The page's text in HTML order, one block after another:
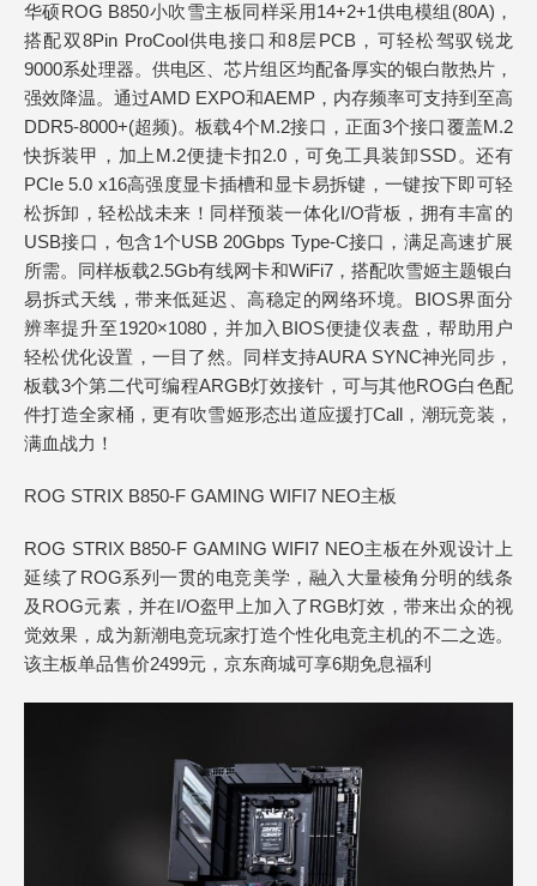
华硕ROG B850小吹雪主板同样采用14+2+1供电模组(80A)，
搭配双8Pin ProCool供电接口和8层PCB，可轻松驾驭锐龙
9000系处理器。供电区、芯片组区均配备厚实的银白散热片，
强效降温。通过AMD EXPO和AEMP，内存频率可支持到至高
DDR5-8000+(超频)。板载4个M.2接口，正面3个接口覆盖M.2
快拆装甲，加上M.2便捷卡扣2.0，可免工具装卸SSD。还有
PCIe 5.0 x16高强度显卡插槽和显卡易拆键，一键按下即可轻
松拆卸，轻松战未来！同样预装一体化I/O背板，拥有丰富的
USB接口，包含1个USB 20Gbps Type-C接口，满足高速扩展
所需。同样板载2.5Gb有线网卡和WiFi7，搭配吹雪姬主题银白
易拆式天线，带来低延迟、高稳定的网络环境。BIOS界面分
辨率提升至1920×1080，并加入BIOS便捷仪表盘，帮助用户
轻松优化设置，一目了然。同样支持AURA SYNC神光同步，
板载3个第二代可编程ARGB灯效接针，可与其他ROG白色配
件打造全家桶，更有吹雪姬形态出道应援打Call，潮玩竞装，
满血战力！
ROG STRIX B850-F GAMING WIFI7 NEO主板
ROG STRIX B850-F GAMING WIFI7 NEO主板在外观设计上
延续了ROG系列一贯的电竞美学，融入大量棱角分明的线条
及ROG元素，并在I/O盔甲上加入了RGB灯效，带来出众的视
觉效果，成为新潮电竞玩家打造个性化电竞主机的不二之选。
该主板单品售价2499元，京东商城可享6期免息福利